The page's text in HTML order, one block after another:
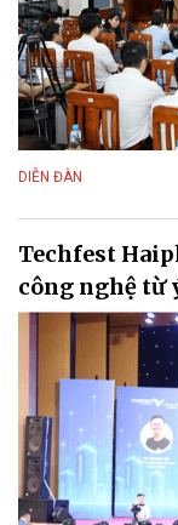
DIỄN ĐÀN
Techfest
công nghệ từ